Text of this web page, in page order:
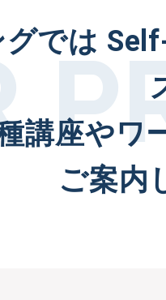
では
講座やワ
ご案内